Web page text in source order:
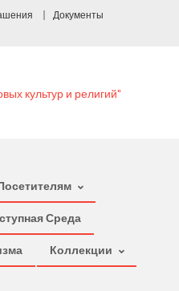
Документы
Среда
Коллекции